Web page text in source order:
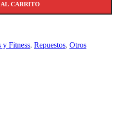
CARRITO
y Fitness, Repuestos, Otros